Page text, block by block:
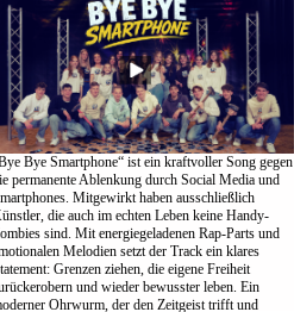
Bye Smartphone“ ist ein kraftvoller Song gegen
permanente Ablenkung durch Social Media und
Mitgewirkt haben ausschließlich
die auch im echten Leben keine Handy-
sind. Mit energiegeladenen Rap-Parts und
Melodien setzt der Track ein klares
Grenzen ziehen, die eigene Freiheit
und wieder bewusster leben. Ein
Ohrwurm, der den Zeitgeist trifft und